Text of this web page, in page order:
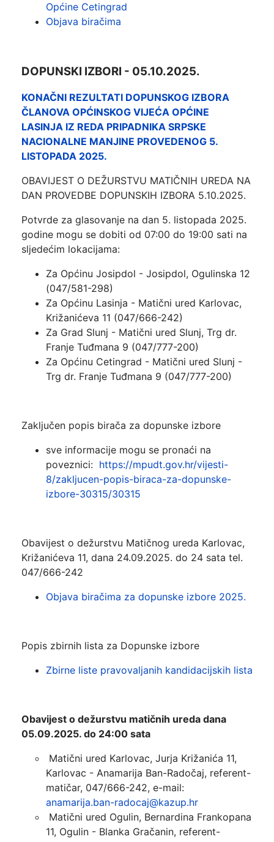
Općine Cetingrad
Objava biračima
DOPUNSKI IZBORI - 05.10.2025.
KONAČNI REZULTATI DOPUNSKOG IZBORA
ČLANOVA OPĆINSKOG VIJEĆA OPĆINE
LASINJA IZ REDA PRIPADNIKA SRPSKE
NACIONALNE MANJINE PROVEDENOG 5.
LISTOPADA 2025.
OBAVIJEST O DEŽURSTVU MATIČNIH UREDA NA
DAN PROVEDBE DOPUNSKIH IZBORA 5.10.2025.
Potvrde za glasovanje na dan 5. listopada 2025.
godine mogu se dobiti od 07:00 do 19:00 sati na
sljedećim lokacijama:
Za Općinu Josipdol - Josipdol, Ogulinska 12
(047/581-298)
Za Općinu Lasinja - Matični ured Karlovac,
Križanićeva 11 (047/666-242)
Za Grad Slunj - Matični ured Slunj, Trg dr.
Franje Tuđmana 9 (047/777-200)
Za Općinu Cetingrad - Matični ured Slunj -
Trg dr. Franje Tuđmana 9 (047/777-200)
Zaključen popis birača za dopunske izbore
sve informacije mogu se pronaći na
poveznici: https://mpudt.gov.hr/vijesti-
8/zakljucen-popis-biraca-za-dopunske-
izbore-30315/30315
Obavijest o dežurstvu Matičnog ureda Karlovac,
Križanićeva 11, dana 24.09.2025. do 24 sata tel.
047/666-242
Objava biračima za dopunske izbore 2025.
Popis zbirnih lista za Dopunske izbore
Zbirne liste pravovaljanih kandidacijskih lista
Obavijest o dežurstvu matičnih ureda dana
05.09.2025. do 24:00 sata
Matični ured Karlovac, Jurja Križanića 11,
Karlovac - Anamarija Ban-Radočaj, referent-
matičar, 047/666-242, e-mail:
anamarija.ban-radocaj@kazup.hr
Matični ured Ogulin, Bernardina Frankopana
11, Ogulin - Blanka Gračanin, referent-